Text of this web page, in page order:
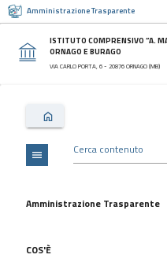
Amministrazione Trasparente
ISTITUTO COMPRENSIVO “A.
ORNAGO E BURAGO
VIA CARLO PORTA, 6 - 20876 ORNAGO (MB)
Sezioni
Disposizioni
Generali
Consulenti
collaboratori
Bandi
Performance
menu
Amministrazione Trasparente
COS'È